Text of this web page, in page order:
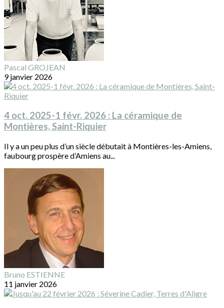
Pascal GROJEAN
9 janvier 2026
4 oct. 2025-1 févr. 2026 : La céramique de
Montières, Saint-Riquier
Il y a un peu plus d’un siècle débutait à Montières-les-Amiens,
faubourg prospère d’Amiens au...
Bruno ESTIENNE
11 janvier 2026